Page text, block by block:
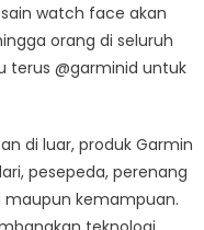
watch face akan
orang di seluruh
terus @garminid untuk
di luar, produk Garmin
pesepeda, perenang
kemampuan.